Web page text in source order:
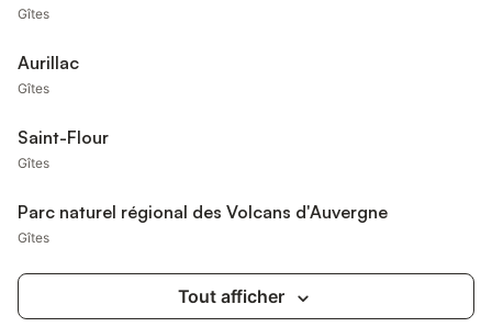
Gîtes
Aurillac
Gîtes
Saint-Flour
Gîtes
Parc naturel régional des Volcans d'Auvergne
Gîtes
Tout afficher